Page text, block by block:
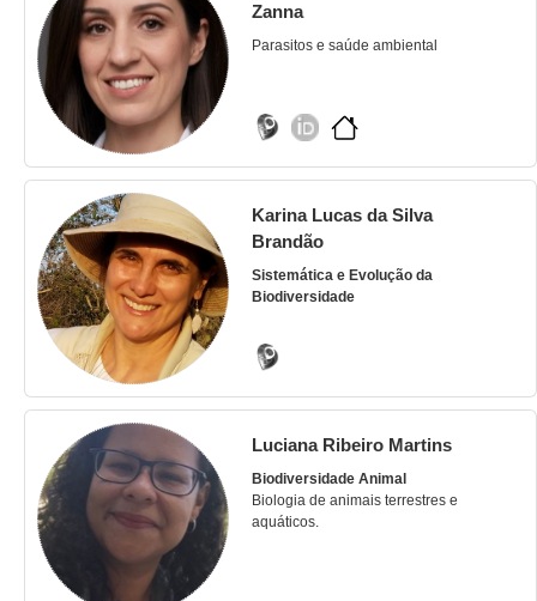
Zanna
Parasitos e saúde ambiental
Karina Lucas da Silva
Brandão
Sistemática e Evolução da
Biodiversidade
Luciana Ribeiro Martins
Biodiversidade Animal
Biologia de animais terrestres e
aquáticos.